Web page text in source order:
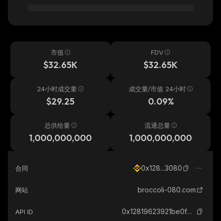
市值
$32.65K
FDV
$32.65K
24小时成交量
$29.25
成交量/市值 24小时
0.09%
总供给量
1,000,000,000
流通总量
1,000,000,000
合同 0x128...3080
网站 broccoli-080.com
API ID 0x12819623921be0f4d5ebfc12c75e6d08a1683080_binance_smart